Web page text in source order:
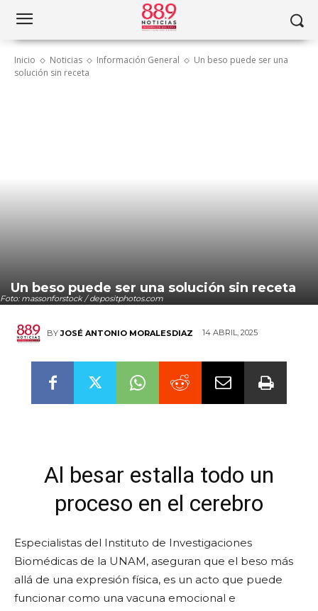
Inicio Noticias Información General
Un beso puede ser una
solución sin receta
Foto: massonforstock / depositphotos.com
Un beso puede ser una solución sin receta
BY JOSÉ ANTONIO MORALESDIAZ 14 ABRIL, 2025
Al besar estalla todo un
proceso en el cerebro
Especialistas del Instituto de Investigaciones
Biomédicas de la UNAM, aseguran que el beso más
allá de una expresión física, es un acto que puede
funcionar como una vacuna emocional e